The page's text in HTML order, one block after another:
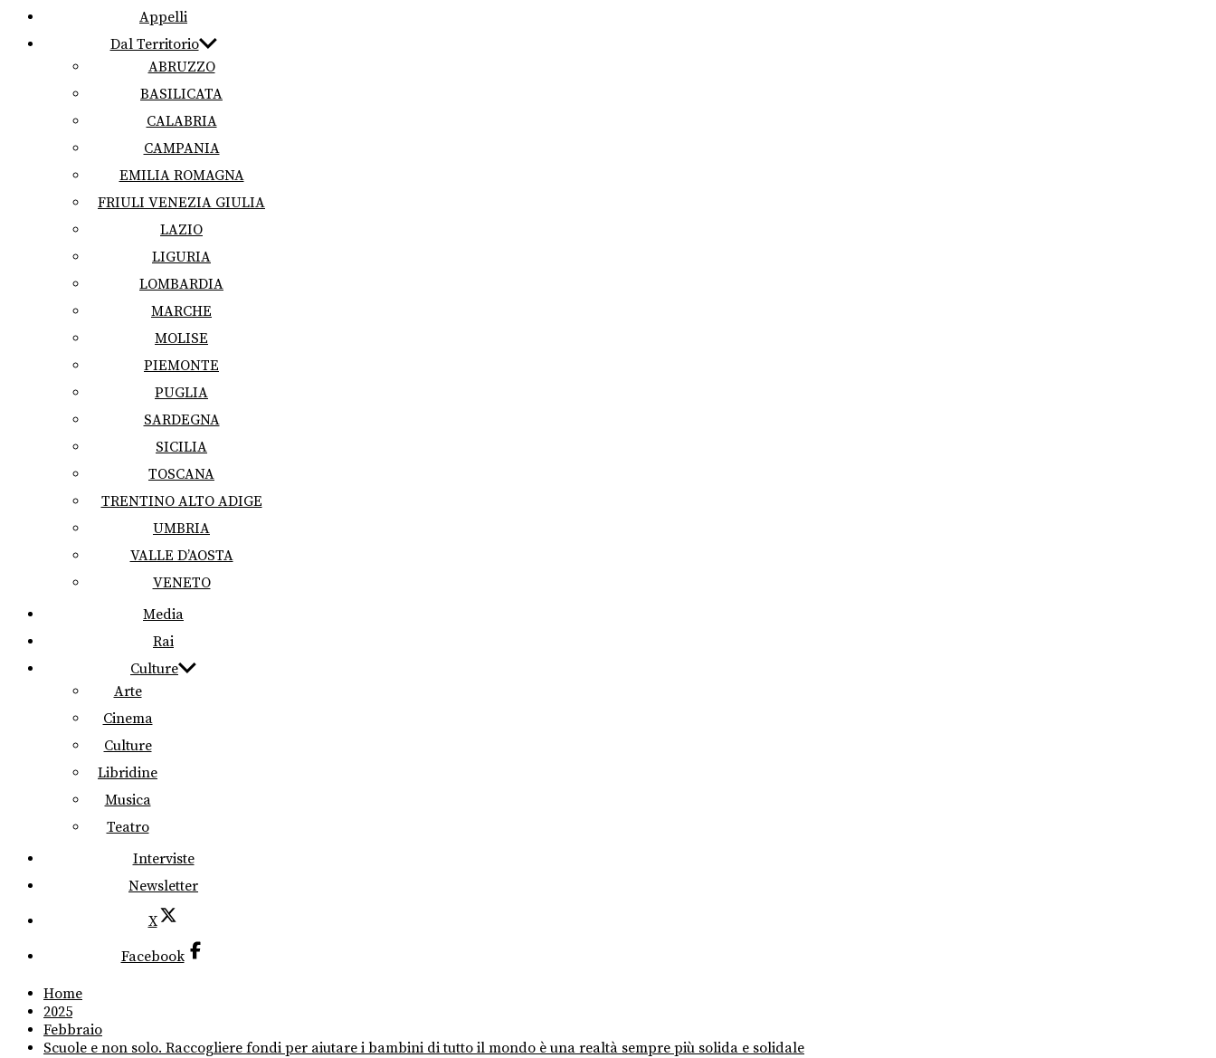
Appelli
Dal Territorio
ABRUZZO
BASILICATA
CALABRIA
CAMPANIA
EMILIA ROMAGNA
FRIULI VENEZIA GIULIA
LAZIO
LIGURIA
LOMBARDIA
MARCHE
MOLISE
PIEMONTE
PUGLIA
SARDEGNA
SICILIA
TOSCANA
TRENTINO ALTO ADIGE
UMBRIA
VALLE D’AOSTA
VENETO
Media
Rai
Culture
Arte
Cinema
Culture
Libridine
Musica
Teatro
Interviste
Newsletter
X
Facebook
Home
2025
Febbraio
Scuole e non solo. Raccogliere fondi per aiutare i bambini di tutto il mondo è una realtà sempre più solida e solidale